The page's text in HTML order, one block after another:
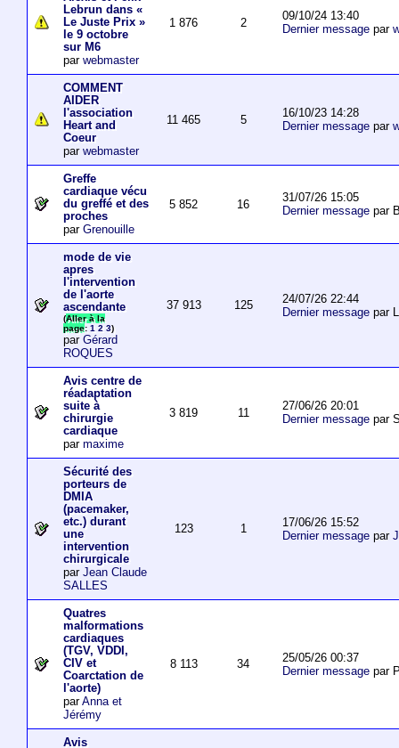
Lebrun dans «
Le Juste Prix »
le 9 octobre
sur M6
par webmaster
1 876 2
09/10/24 13:40
Dernier messagepar
COMMENT
AIDER
l'association
Heart and
Coeur
par webmaster
11 465 5
16/10/23 14:28
Dernier messagepar
Greffe
cardiaque vécu
du greffé et des
proches
par Grenouille
5 852 16
31/07/26 15:05
Dernier messagepar
mode de vie
apres
l'intervention
de l'aorte
ascendante
(Aller à la
page: 1 2 3)
par Gérard
ROQUES
37 913 125
24/07/26 22:44
Dernier messagepar
Avis centre de
réadaptation
suite à
chirurgie
cardiaque
par maxime
3 819 11
27/06/26 20:01
Dernier messagepar
Sécurité des
porteurs de
DMIA
(pacemaker,
etc.) durant
une
intervention
chirurgicale
par Jean Claude
SALLES
123 1
17/06/26 15:52
Dernier messagepar
Quatres
malformations
cardiaques
(TGV, VDDI,
CIV et
Coarctation de
l'aorte)
parAnna et
Jérémy
8 113 34
25/05/26 00:37
Dernier messagepar
Avis